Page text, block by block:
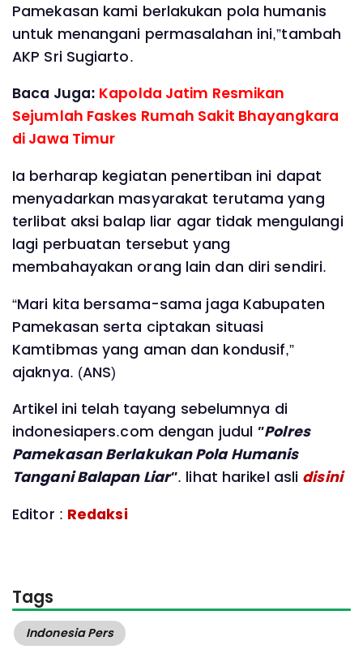
Pamekasan kami berlakukan pola humanis
untuk menangani permasalahan ini,”tambah
AKP Sri Sugiarto.
Baca Juga: Kapolda Jatim Resmikan
Sejumlah Faskes Rumah Sakit Bhayangkara
di Jawa Timur
Ia berharap kegiatan penertiban ini dapat
menyadarkan masyarakat terutama yang
terlibat aksi balap liar agar tidak mengulangi
lagi perbuatan tersebut yang
membahayakan orang lain dan diri sendiri.
“Mari kita bersama-sama jaga Kabupaten
Pamekasan serta ciptakan situasi
Kamtibmas yang aman dan kondusif,”
ajaknya. (ANS)
Artikel ini telah tayang sebelumnya di
indonesiapers.com dengan judul "Polres
Pamekasan Berlakukan Pola Humanis
Tangani Balapan Liar". lihat harikel asli disini
Editor : Redaksi
Tags
Indonesia Pers